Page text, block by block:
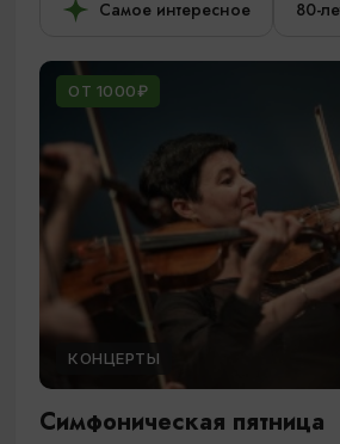
Самое интересное 80-
ОТ 1000₽
КОНЦЕРТЫ
Симфоническая пятница